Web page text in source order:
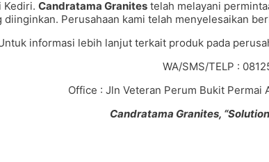
Kediri. Candratama Granitestelah melayani
Perusahaan kami telah menyelesaikan
informasi lebih lanjut terkait produk pada
WA/SMS/TELP :
Office : Jln Veteran Perum Bukit Permai
Candratama Granites,